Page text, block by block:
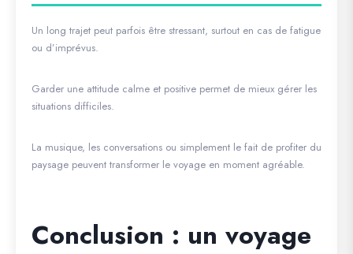
Un long trajet peut parfois être stressant, surtout en cas de fatigue
ou d’imprévus.
Garder une attitude calme et positive permet de mieux gérer les
situations difficiles.
La musique, les conversations ou simplement le fait de profiter du
paysage peuvent transformer le voyage en moment agréable.
Conclusion : un voyage